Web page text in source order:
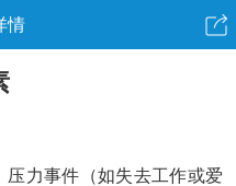
情
力事件（如失去工作或爱